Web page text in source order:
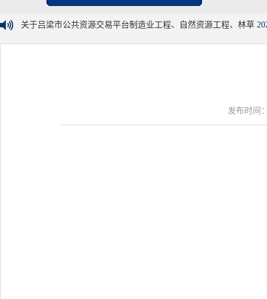
关于吕梁市公共资源交易平台制造业工程、自然资源工程、林草
发布时间